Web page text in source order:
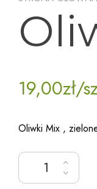
19,00zł/
Oliwki Mix ,
ilość Oliwki mix